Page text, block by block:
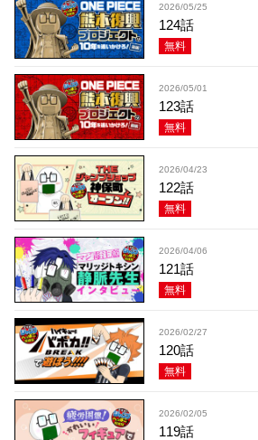
2026/05/25
124話
無料
2026/05/01
123話
無料
2026/04/23
122話
無料
2026/04/06
121話
無料
2026/02/27
120話
無料
2026/02/05
119話